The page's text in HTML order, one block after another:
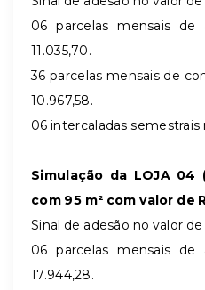
06 parcelas mensais
11.035,70.
36 parcelas mensais de
10.967,58.
06 intercaladas
Simulação da LOJA
com 95 m² com valor de
Sinal de adesão no valor de
06 parcelas mensais
17.944,28.